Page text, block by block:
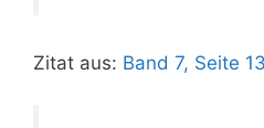
Zitat aus: Band 7, Seite